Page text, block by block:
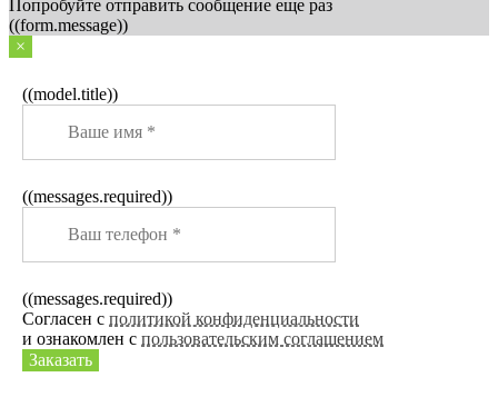
Попробуйте отправить сообщение еще раз
((form.message))
×
((model.title))
((messages.required))
((messages.required))
Согласен с политикой конфиденциальности
и ознакомлен с пользовательским соглашением
Заказать